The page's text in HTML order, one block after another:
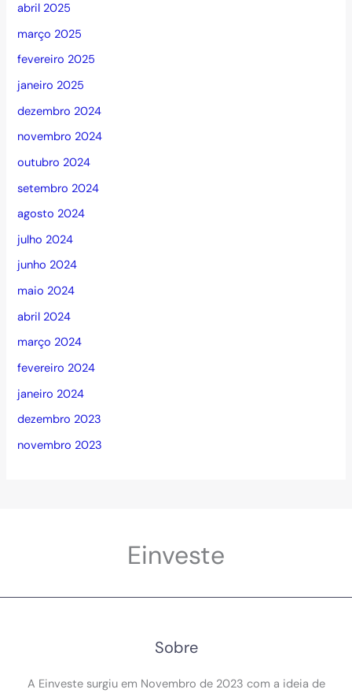
abril 2025
março 2025
fevereiro 2025
janeiro 2025
dezembro 2024
novembro 2024
outubro 2024
setembro 2024
agosto 2024
julho 2024
junho 2024
maio 2024
abril 2024
março 2024
fevereiro 2024
janeiro 2024
dezembro 2023
novembro 2023
Einveste
Sobre
A Einveste surgiu em Novembro de 2023 com a ideia de